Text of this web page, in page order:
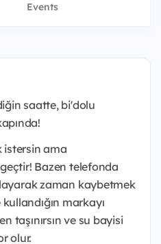
Events
saatte, bi'dolu
istersin ama
geçtir! Bazen telefonda
zaman kaybetmek
markayı
taşınırsın ve su bayisi
olur.